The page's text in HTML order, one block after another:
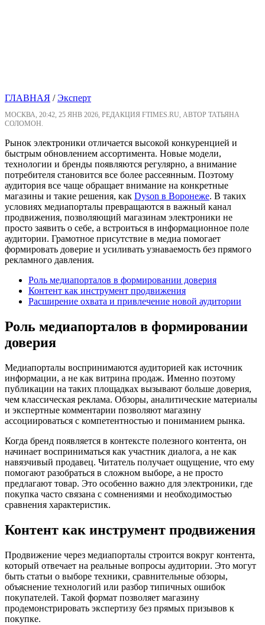
ГЛАВНАЯ /Эксперт
МОСКВА, 20:42, 25 ЯНВ 2026, РЕДАКЦИЯ FTIMES.RU, АВТОР ТАТЬЯНА
СОЛОМОН.
Рынок электроники отличается высокой конкуренцией и
быстрым обновлением ассортимента. Новые модели,
технологии и бренды появляются регулярно, а внимание
потребителя становится все более рассеянным. Поэтому
аудитория все чаще обращает внимание на конкретные
магазины и такие решения, как Dyson в Воронеже. В таких
условиях медиапорталы превращаются в важный канал
продвижения, позволяющий магазинам электроники не
просто заявить о себе, а встроиться в информационное поле
аудитории. Грамотное присутствие в медиа помогает
формировать доверие и усиливать узнаваемость без прямого
рекламного давления.
Роль медиапорталов в формировании доверия
Контент как инструмент продвижения
Расширение охвата и привлечение новой аудитории
Роль медиапорталов в формировании
доверия
Медиапорталы воспринимаются аудиторией как источник
информации, а не как витрина продаж. Именно поэтому
публикации на таких площадках вызывают больше доверия,
чем классическая реклама. Обзоры, аналитические материалы
и экспертные комментарии позволяют магазину
ассоциироваться с компетентностью и пониманием рынка.
Когда бренд появляется в контексте полезного контента, он
начинает восприниматься как участник диалога, а не как
навязчивый продавец. Читатель получает ощущение, что ему
помогают разобраться в сложном выборе, а не просто
предлагают товар. Это особенно важно для электроники, где
покупка часто связана с сомнениями и необходимостью
сравнения характеристик.
Контент как инструмент продвижения
Продвижение через медиапорталы строится вокруг контента,
который отвечает на реальные вопросы аудитории. Это могут
быть статьи о выборе техники, сравнительные обзоры,
объяснение технологий или разбор типичных ошибок
покупателей. Такой формат позволяет магазину
продемонстрировать экспертизу без прямых призывов к
покупке.